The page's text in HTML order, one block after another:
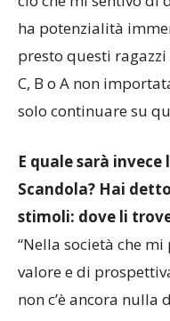
ho lavorato
giocatori?Ho
ciò che mi sentivo di
ha potenzialità
presto questi ragazzi
solo continuare su
E quale sarà invece
Scandola? Hai
stimoli: dove li
“Nella società che